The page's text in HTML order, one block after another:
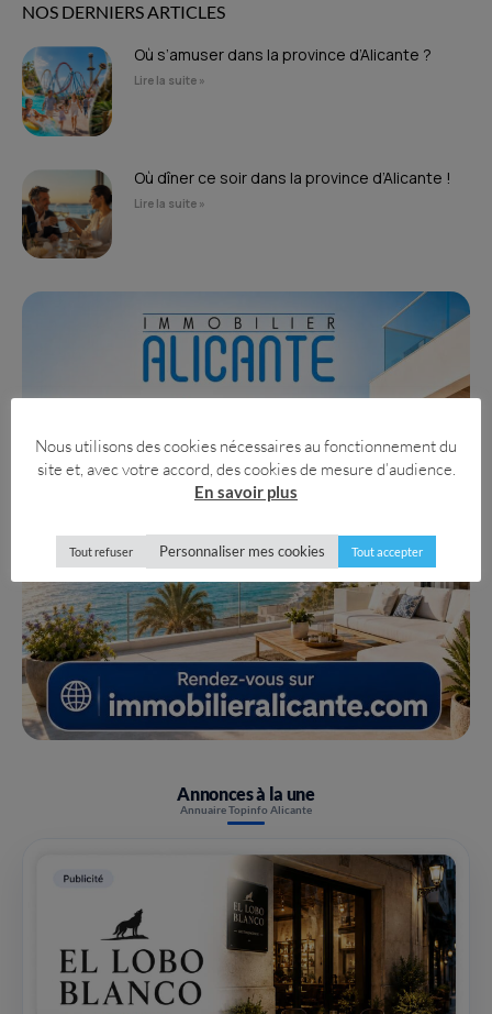
NOS DERNIERS ARTICLES
Où s’amuser dans la province d’Alicante ?
Lire la suite »
Où dîner ce soir dans la province d’Alicante !
Lire la suite »
Annonces à la une
Annuaire Topinfo Alicante
Nous utilisons des cookies nécessaires au fonctionnement du
site et, avec votre accord, des cookies de mesure d’audience.
En savoir plus
Tout refuser Personnaliser mes cookies Tout accepter